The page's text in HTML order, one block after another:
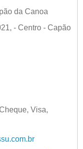
da Canoa
- Centro - Capão
Visa,